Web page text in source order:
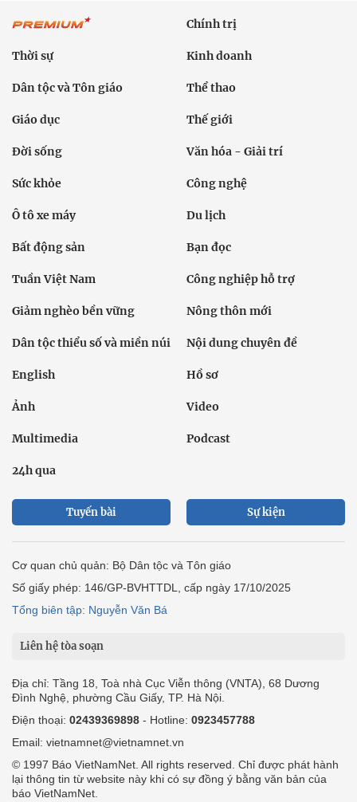
Chính trị
Thời sự Kinh doanh
Dân tộc và Tôn giáo Thể thao
Giáo dục Thế giới
Đời sống Văn hóa - Giải trí
Sức khỏe Công nghệ
Ô tô xe máy Du lịch
Bất động sản Bạn đọc
Tuần Việt Nam Công nghiệp hỗ trợ
Giảm nghèo bền vững Nông thôn mới
Dân tộc thiểu số và miền núi Nội dung chuyên đề
English Hồ sơ
Ảnh Video
Multimedia Podcast
24h qua
Tuyến bài Sự kiện
Cơ quan chủ quản: Bộ Dân tộc và Tôn giáo
Số giấy phép: 146/GP-BVHTTDL, cấp ngày 17/10/2025
Tổng biên tập: Nguyễn Văn Bá
Liên hệ tòa soạn
Địa chỉ: Tầng 18, Toà nhà Cục Viễn thông (VNTA), 68 Dương
Đình Nghệ, phường Cầu Giấy, TP. Hà Nội.
Điện thoại: 02439369898 - Hotline: 0923457788
Email: vietnamnet@vietnamnet.vn
© 1997 Báo VietNamNet. All rights reserved. Chỉ được phát hành
lại thông tin từ website này khi có sự đồng ý bằng văn bản của
báo VietNamNet.